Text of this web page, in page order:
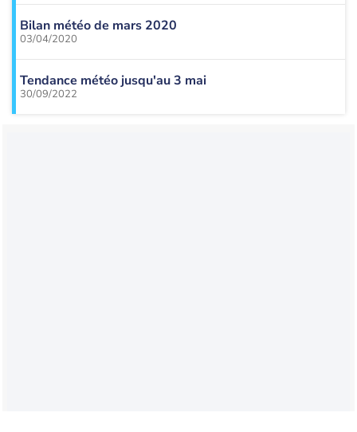
Bilan météo de mars 2020
03/04/2020
Tendance météo jusqu'au 3 mai
30/09/2022